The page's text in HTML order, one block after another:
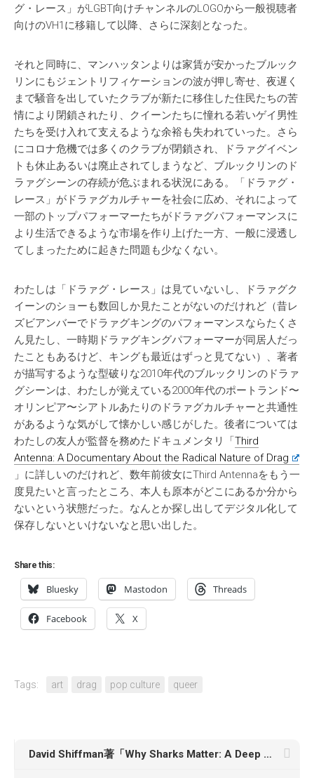
グ・レース」がLGBT向けチャンネルのLOGOから一般視聴者
向けのVH1に移籍して以降、さらに深刻となった。
それと同時に、マンハッタンよりは家賃が安かったブルック
リンにもジェントリフィケーションの波が押し寄せ、夜遅く
まで騒音を出していたクラブが新たに移住した住民たちの苦
情により閉鎖されたり、クイーンたちに憧れる若いゲイ男性
たちを受け入れて支えるような余裕も失われていった。さら
にコロナ危機では多くのクラブが閉鎖され、ドラァグイベン
トも休止あるいは廃止されてしまうなど、ブルックリンのド
ラァグシーンの存続が危ぶまれる状況にある。「ドラァグ・
レース」がドラァグカルチャーを社会に広め、それによって
一部のトップパフォーマーたちがドラァグパフォーマンスに
より生活できるような市場を作り上げた一方、一般に浸透し
てしまったために起きた問題も少なくない。
わたしは「ドラァグ・レース」は見ていないし、ドラァグク
イーンのショーも数回しか見たことがないのだけれど（昔レ
ズビアンバーでドラァグキングのパフォーマンスならたくさ
ん見たし、一時期ドラァグキングパフォーマーが同居人だっ
たこともあるけど、キングも最近はずっと見てない）、著者
が描写するような型破りな2010年代のブルックリンのドラァ
グシーンは、わたしが覚えている2000年代のポートランド〜
オリンピア〜シアトルあたりのドラァグカルチャーと共通性
があるような気がして懐かしい感じがした。後者については
わたしの友人が監督を務めたドキュメンタリ「Third
Antenna: A Documentary About the Radical Nature of Drag
」に詳しいのだけれど、数年前彼女にThird Antennaをもう一
度見たいと言ったところ、本人も原本がどこにあるか分から
ないという状態だった。なんとか探し出してデジタル化して
保存しないといけないなと思い出した。
Share this:
Bluesky Mastodon Threads
Facebook X
Tags: art drag pop culture queer
David Shiffman著「Why Sharks Matter: A Deep Dive with the World’s Most Misunderstood Predator」